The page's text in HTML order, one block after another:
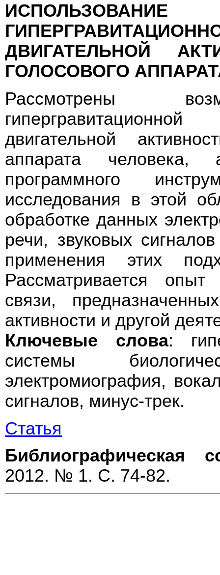
ДВИГАТЕЛЬНОЙ
ГОЛОСОВОГО
Рассмотрены
двигательной
аппарата
программного
исследования в этой
обработке данных
речи, звуковых
применения этих
Рассматривается
связи,
активности и другой
Ключевые слова:
системы
электромиография,
сигналов, минус-трек.
Статья
Библиографическая
2012. № 1. С. 74-82.